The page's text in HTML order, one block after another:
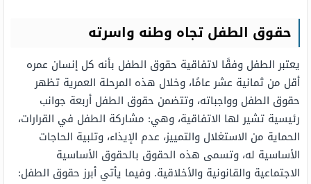
حقوق الطفل تجاه وطنه واسرته
يعتبر الطفل وفقًا لاتفاقية حقوق الطفل بأنه كل إنسان عمره
أقل من ثمانية عشر عامًا، وخلال هذه المرحلة العمرية تظهر
حقوق الطفل وواجباته، وتتضمن حقوق الطفل أربعة جوانب
رئيسية تشير لها الاتفاقية، وهي: مشاركة الطفل في القرارات،
الحماية من الاستغلال والتمييز، عدم الإيذاء، وتلبية الحاجات
الأساسية له، وتسمى هذه الحقوق بالحقوق الأساسية
الاجتماعية والقانونية والأخلاقية. وفيما يأتي أبرز حقوق الطفل: